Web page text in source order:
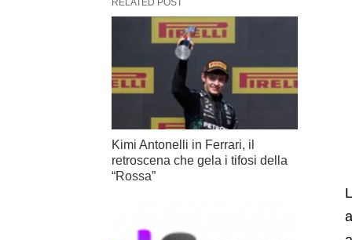
RELATED POST
Kimi Antonelli in Ferrari, il
retroscena che gela i tifosi della
“Rossa”